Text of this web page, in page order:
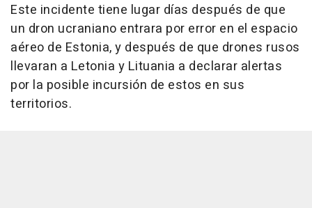
Este incidente tiene lugar días después de que
un dron ucraniano entrara por error en el espacio
aéreo de Estonia, y después de que drones rusos
llevaran a Letonia y Lituania a declarar alertas
por la posible incursión de estos en sus
territorios.